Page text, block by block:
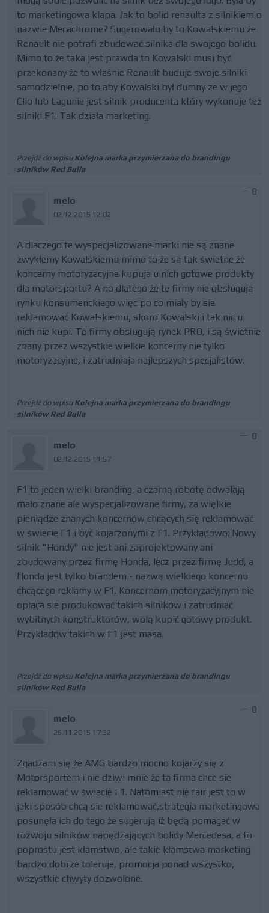
to marketingowa klapa. Jak to bolid renaulta z silnikiem o
nazwie Mecachrome? Sugerowało by to Kowalskiemu że
Renault nie potrafi zbudować silnika dla swojego bolidu.
Mimo to że taka jest prawda to Kowalski musi być
przekonany że to właśnie Renault buduje swoje silniki
samodzielnie, po to aby Kowalski był dumny ze w jego
Clio lub Lagunie jest silnik producenta który wykonuje też
silniki F1. Tak działa marketing.
Przejdź do wpisu Kolejna marka przymierzana do brandingu
silników Red Bulla
melo
02.12.2015 12:02
0
A dlaczego te wyspecjalizowane marki nie są znane
zwykłemy Kowalskiemu mimo to że są tak świetne że
koncerny motoryzacyjne kupuja u nich gotowe produkty
dla motorsportu? A no dlatego że te firmy nie obsługują
rynku konsumenckiego więc po co miały by sie
reklamować Kowalskiemu, skoro Kowalski i tak nic u
nich nie kupi. Te firmy obsługują rynek PRO, i są świetnie
znany przez wszystkie wielkie koncerny nie tylko
motoryzacyjne, i zatrudniaja najlepszych specjalistów.
Przejdź do wpisu Kolejna marka przymierzana do brandingu
silników Red Bulla
melo
02.12.2015 11:57
0
F1 to jeden wielki branding, a czarną robotę odwalają
mało znane ale wyspecjalizowane firmy, za więlkie
pieniądze znanych koncernów chcących się reklamować
w świecie F1 i być kojarzonymi z F1. Przykładowo: Nowy
silnik "Hondy" nie jest ani zaprojektowany ani
zbudowany przez firmę Honda, lecz przez firmę Judd, a
Honda jest tylko brandem - nazwą wielkiego koncernu
chcącego reklamy w F1. Koncernom motoryzacyjnym nie
opłaca sie produkować takich silników i zatrudniać
wybitnych konstruktorów, wolą kupić gotowy produkt.
Przykładów takich w F1 jest masa.
Przejdź do wpisu Kolejna marka przymierzana do brandingu
silników Red Bulla
melo
26.11.2015 17:32
0
Zgadzam się że AMG bardzo mocno kojarzy się z
Motorsportem i nie dziwi mnie że ta firma chce sie
reklamować w świacie F1. Natomiast nie fair jest to w
jaki sposób chcą sie reklamować,strategia marketingowa
posunęła ich do tego że sugerują iż będą pomagać w
rozwoju silników napędzających bolidy Mercedesa, a to
poprostu jest kłamstwo, ale takie kłamstwa marketing
bardzo dobrze toleruje, promocja ponad wszystko,
wszystkie chwyty dozwolone.